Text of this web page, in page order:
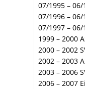
07/1995 –
07/1996 –
07/1997 –
1999 – 2000
2000 – 2002
2002 – 2003
2003 – 2006
2006 – 2007